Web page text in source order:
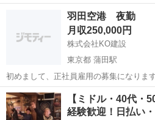
です。 仕事量が…
その他 工場
羽田空港 夜勤
月収250,000円
株式会社KO建設
東京都 蒲田駅
初めまして、正社員雇用の募集になりま
になります。 おもな作業内容に関しては、滑走路の点検と改良工事 初
めての方も1から覚えて頂きたく募集させ
から6ヶ月間の作業になりま...
東京 大田区 蒲田駅 その他
【ミドル・40代・
経験歓迎！日払い